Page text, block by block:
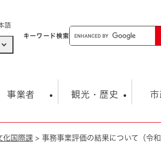
語
キーワード検索
生涯学習・スポーツ
事業者
入札・契約情報 まちづくり
観光・歴史
観光スポット
要 総合計画
オープンデータ
化国際課 > 事務事業評価の結果について（令